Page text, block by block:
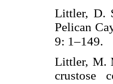
Littler, D.
Pelican
9: 1–149.
Littler, M.
crustose